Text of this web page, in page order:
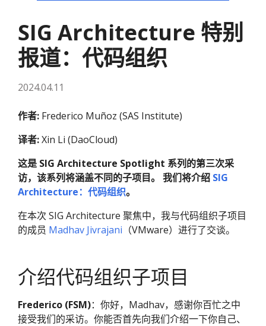
SIG Architecture 特别
报道：代码组织
2024.04.11
作者: Frederico Muñoz (SAS Institute)
译者:Xin Li (DaoCloud)
这是 SIG Architecture Spotlight 系列的第三次采
访，该系列将涵盖不同的子项目。 我们将介绍 SIG
Architecture：代码组织。
在本次 SIG Architecture 聚焦中，我与代码组织子项目
的成员 Madhav Jivrajani （VMware）进行了交谈。
介绍代码组织子项目
Frederico (FSM)：你好，Madhav，感谢你百忙之中
接受我们的采访。你能否首先向我们介绍一下你自己、